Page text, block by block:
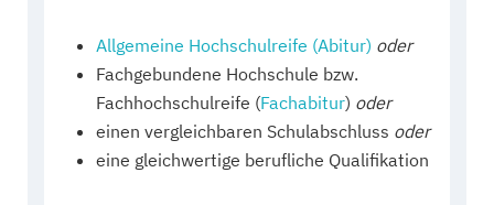
Allgemeine Hochschulreife (Abitur) oder
Fachgebundene Hochschule bzw.
Fachhochschulreife (Fachabitur) oder
einen vergleichbaren Schulabschluss oder
eine gleichwertige berufliche Qualifikation